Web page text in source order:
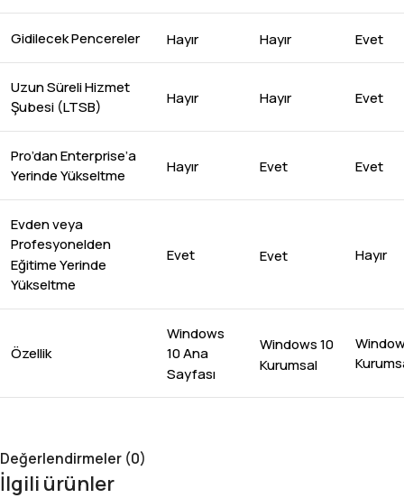
Gidilecek Pencereler Hayır Hayır Evet
Uzun Süreli Hizmet
Şubesi (LTSB)
Hayır Hayır Evet
Pro’dan Enterprise’a
Yerinde Yükseltme
Hayır Evet Evet
Evden veya
Profesyonelden
Eğitime Yerinde
Yükseltme
Evet Evet Hayır
Özellik
Windows
10 Ana
Sayfası
Windows 10
Kurumsal
Değerlendirmeler (0)
İlgili ürünler